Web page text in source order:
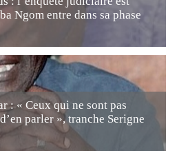
Ngom entre dans sa phase
: « Ceux qui ne sont pas
parler », tranche Serigne